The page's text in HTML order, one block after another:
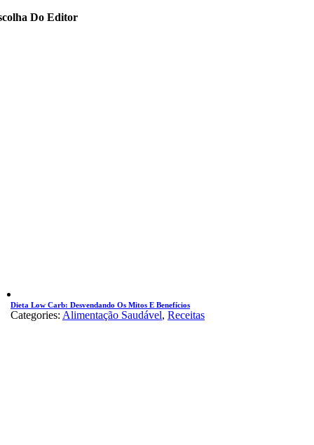
Do Editor
Dieta Low Carb: Desvendando Os Mitos E Benefícios
Categories: Alimentação Saudável, Receitas